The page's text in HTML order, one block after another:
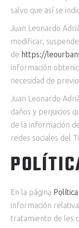
salvo que así se
Juan Leonardo
modificar,
de https://
información
necesidad de
Juan Leonardo
daños y perjuicios
de la información
redes sociales del
En la página
información
tratamiento de les